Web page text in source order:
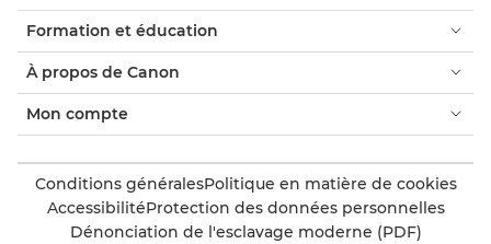
Formation et éducation
À propos de Canon
Mon compte
Conditions généralesPolitique en matière de cookies
AccessibilitéProtection des données personnelles
Dénonciation de l'esclavage moderne (PDF)